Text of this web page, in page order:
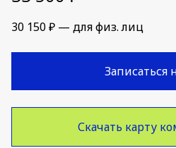
30 150 ₽ — для физ. лиц
Записаться
Скачать карту